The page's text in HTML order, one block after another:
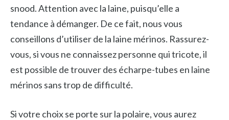
snood. Attention avec la laine, puisqu’elle a
tendance à démanger. De ce fait, nous vous
conseillons d’utiliser de la laine mérinos. Rassurez-
vous, si vous ne connaissez personne qui tricote, il
est possible de trouver des écharpe-tubes en laine
mérinos sans trop de difficulté.
Si votre choix se porte sur la polaire, vous aurez